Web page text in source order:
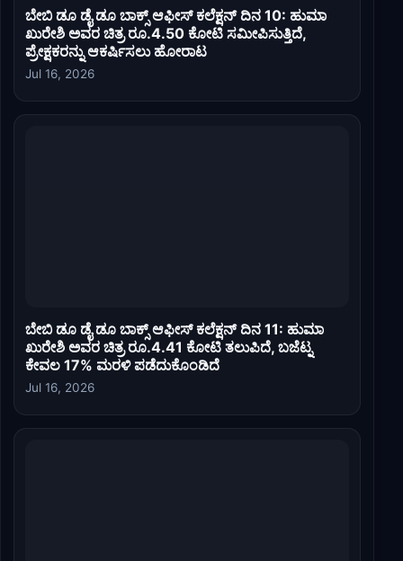
ಬೇಬಿ ಡೂ ಡೈ ಡೂ ಬಾಕ್ಸ್ ಆಫೀಸ್ ಕಲೆಕ್ಷನ್ ದಿನ 10: ಹುಮಾ
ಖುರೇಶಿ ಅವರ ಚಿತ್ರ ರೂ.4.50 ಕೋಟಿ ಸಮೀಪಿಸುತ್ತಿದೆ,
ಪ್ರೇಕ್ಷಕರನ್ನು ಆಕರ್ಷಿಸಲು ಹೋರಾಟ
Jul 16, 2026
ಬೇಬಿ ಡೂ ಡೈ ಡೂ ಬಾಕ್ಸ್ ಆಫೀಸ್ ಕಲೆಕ್ಷನ್ ದಿನ 11: ಹುಮಾ
ಖುರೇಶಿ ಅವರ ಚಿತ್ರ ರೂ.4.41 ಕೋಟಿ ತಲುಪಿದೆ, ಬಜೆಟ್ನ
ಕೇವಲ 17% ಮರಳಿ ಪಡೆದುಕೊಂಡಿದೆ
Jul 16, 2026